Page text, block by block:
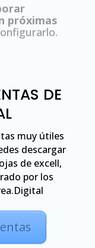
próximas
DE
muy útiles
descargar
de excell,
por los